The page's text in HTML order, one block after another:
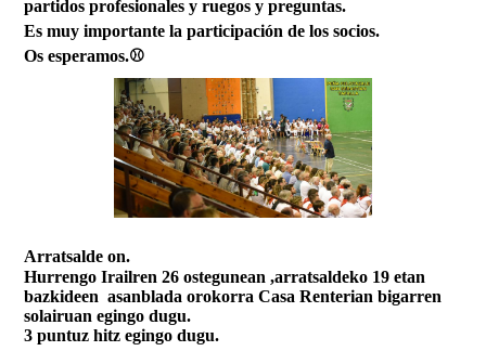
partidos profesionales y ruegos y preguntas.
Es muy importante la participación de los socios.
Os esperamos.⚾
Arratsalde on.
Hurrengo Irailren 26 ostegunean ,arratsaldeko 19 etan
bazkideen asanblada orokorra Casa Renterian bigarren
solairuan egingo dugu.
3 puntuz hitz egingo dugu.